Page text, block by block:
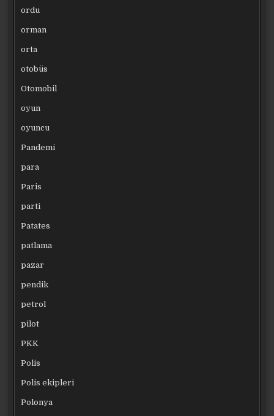
ordu
orman
orta
otobüs
Otomobil
oyun
oyuncu
Pandemi
para
Paris
parti
Patates
patlama
pazar
pendik
petrol
pilot
PKK
Polis
Polis ekipleri
Polonya